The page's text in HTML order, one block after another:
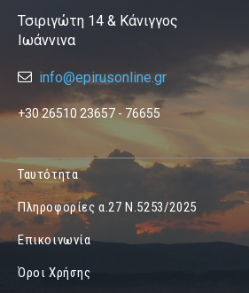
Τσιριγώτη 14 & Κάνιγγος
Ιωάννινα
info@epirusonline.gr
+30 26510 23657 - 76655
Ταυτότητα
Πληροφορίες α.27 Ν.5253/2025
Επικοινωνία
Όροι Χρήσης